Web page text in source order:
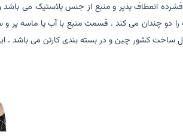
ساخت کشور چین و در بسته بندی کارتن می باشد